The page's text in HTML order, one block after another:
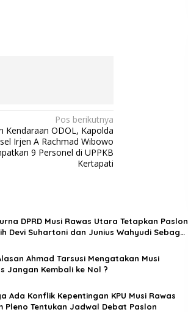
Pos berikutnya
Kendaraan ODOL, Kapolda
Irjen A Rachmad Wibowo
9 Personel di UPPKB
Kertapati
DPRD Musi Rawas Utara Tetapkan Paslon
Devi Suhartoni dan Junius Wahyudi Sebagai
Ahmad Tarsusi Mengatakan Musi
Jangan Kembali ke Nol ?
Ada Konflik Kepentingan KPU Musi Rawas
Pleno Tentukan Jadwal Debat Paslon